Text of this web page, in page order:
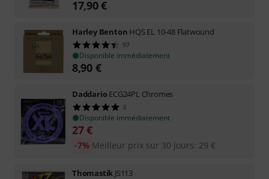
17,90€
Harley Benton HQS EL 10-48 Flatwound
97
Disponible immédiatement
8,90 €
DaddarioECG24PL Chromes
3
Disponible immédiatement
27€
Meilleur prix sur 30 jours: 29 €
-7%
Thomastik JS113